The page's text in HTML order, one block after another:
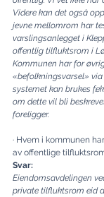
Videre kan det også
jevne mellomrom har
varslingsanlegget i
offentlig tilfluktsrom i
Kommunen har for
«befolkningsvarsel»
systemet kan brukes
om dette vil bli
foreligger.
· Hvem i kommunen
av offentlige
Svar:
Eiendomsavdelingen
private tilfluktsrom eid